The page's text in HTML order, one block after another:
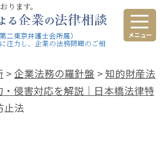
ります。
二東京弁護士会所属）
注力し、企業の法務問題のご相
> 企業法務の羅針盤 > 知的財産法
侵害対応を解説｜日本橋法律特
止法